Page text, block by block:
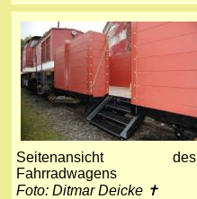
Seitenansicht des
Fahrradwagens
Foto: Ditmar Deicke ✝